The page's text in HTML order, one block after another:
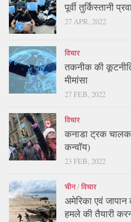
पूर्वी तुर्किस्तानी
27 APR, 2022
विचार
तकनीक की
मीमांसा
27 FEB, 2022
विचार
कनाडा ट्रक चालक
कन्वॉय)
23 FEB, 2022
चीन/विचार
अमेरिका एवं जापान
हमले की तैयारी